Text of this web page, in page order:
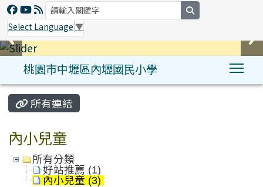
Select Language ▼
桃園市中壢區內壢國民小學
:::
所有連結
內小兒童
所有分類
好站推薦 (1)
內小兒童 (3)